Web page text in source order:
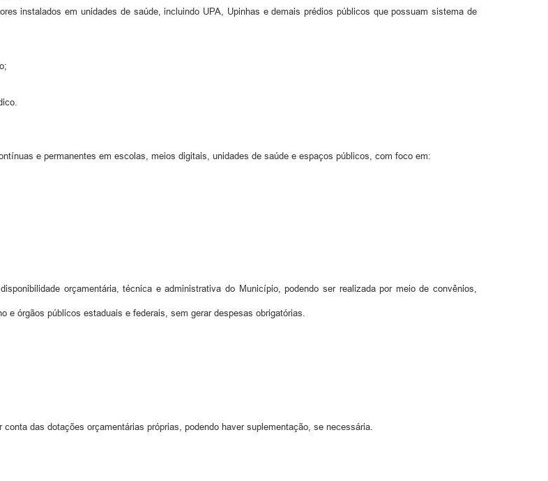
instalados em unidades de saúde, incluindo UPA, Upinhas e demais prédios públicos que possuam sistema de
e permanentes em escolas, meios digitais, unidades de saúde e espaços públicos, com foco em:
orçamentária, técnica e administrativa do Município, podendo ser realizada por meio de convênios,
órgãos públicos estaduais e federais, sem gerar despesas obrigatórias.
das dotações orçamentárias próprias, podendo haver suplementação, se necessária.